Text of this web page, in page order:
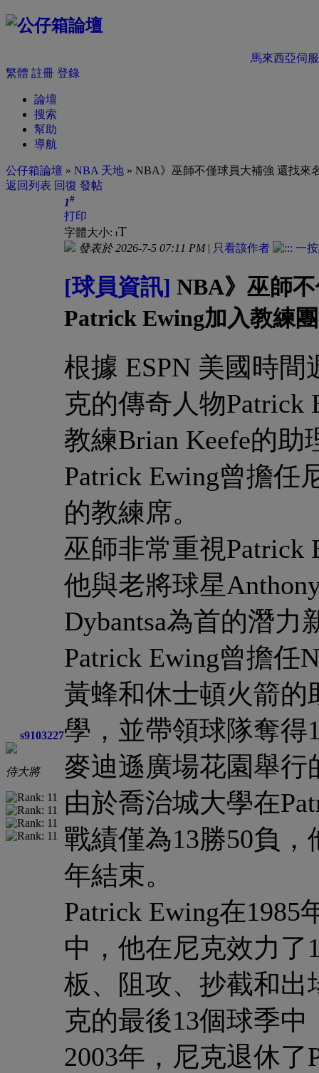
馬來西亞伺
繁體 註冊 登錄
論壇
搜索
幫助
導航
公仔箱論壇 » NBA 天地 » NBA》巫師不僅球員大補強 還找來
返回列表 回復 發帖
s9103227
侍大將
1#
打印
字體大小: tT
發表於 2026-7-5 07:11 PM| 只看該作者
[球員資訊] NBA》巫師
Patrick Ewing加入教練團
根據 ESPN 美國時
克的傳奇人物Patrick
教練Brian Keefe的助
Patrick Ewing曾擔任
的教練席。
巫師非常重視Patrick
他與老將球星
Dybantsa為首的潛
Patrick Ewing曾擔任
黃蜂和休士頓火箭的
學，並帶領球隊奪得
麥迪遜廣場花園舉行
由於喬治城大學在
戰績僅為13勝50負
年結束。
Patrick Ewing在
中，他在尼克效力了
板、阻攻、抄截和出
克的最後13個球季
2003年，尼克退休了